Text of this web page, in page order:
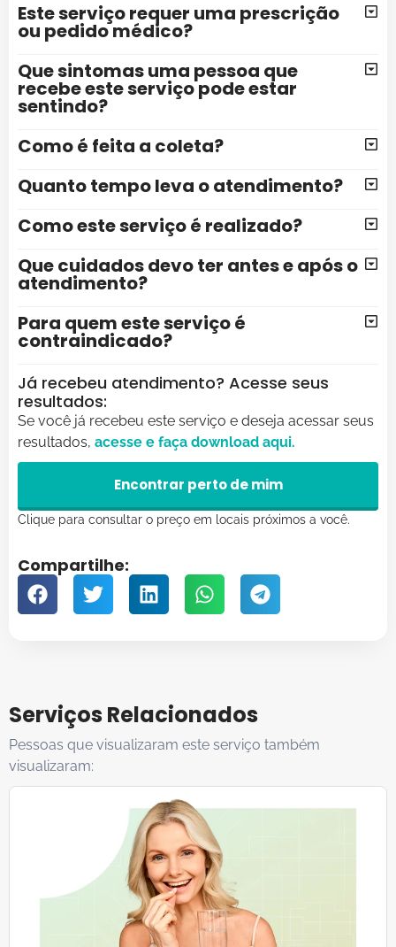
Este serviço requer uma prescrição
ou pedido médico?
Que sintomas uma pessoa que
recebe este serviço pode estar
sentindo?
Como é feita a coleta?
Quanto tempo leva o atendimento?
Como este serviço é realizado?
Que cuidados devo ter antes e após o
atendimento?
Para quem este serviço é
contraindicado?
Já recebeu atendimento? Acesse seus
resultados:
Se você já recebeu este serviço e deseja acessar seus
resultados, acesse e faça download aqui.
Encontrar perto de mim
Clique para consultar o preço em locais próximos a você.
Compartilhe:
Serviços Relacionados
Pessoas que visualizaram este serviço também
visualizaram: